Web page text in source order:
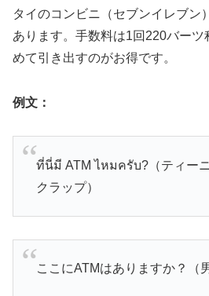
タイのコンビニ（セブンイレブン
あります。手数料は1回220バーツ
めて引き出すのがお得です。
例文：
ที่นี่มี ATM ไหมครับ?（ティー
クラップ）
ここにATMはありますか？（